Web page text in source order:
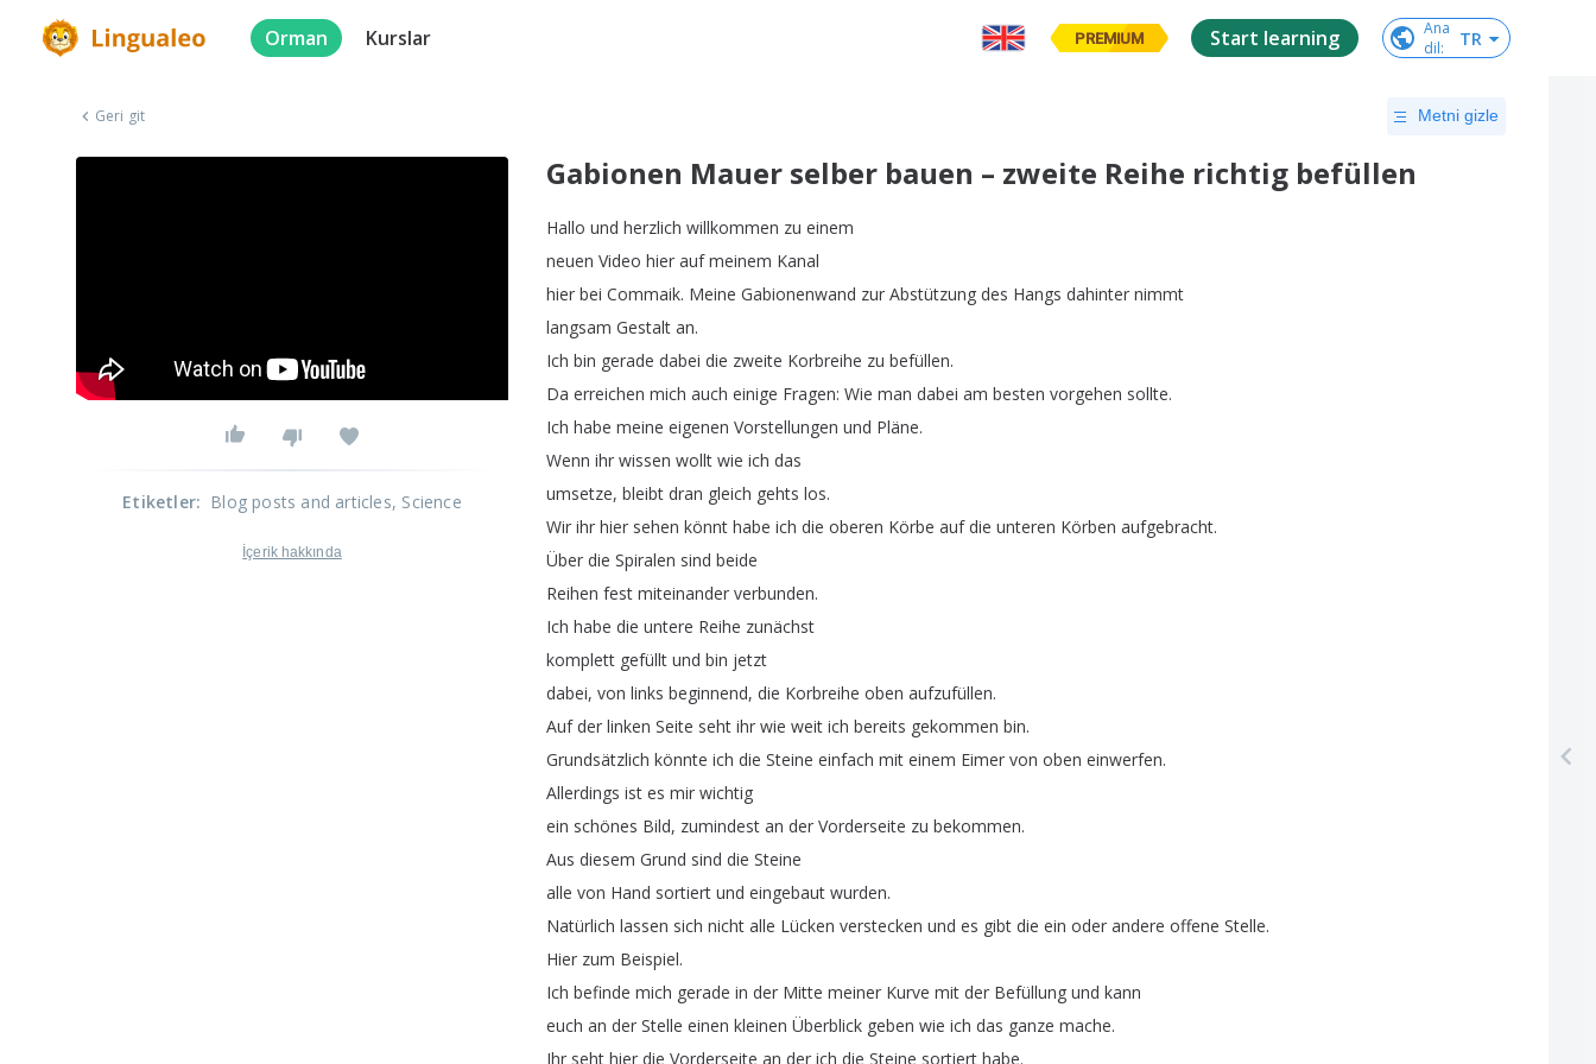
Orman Kurslar PREMIUM Start learning
Ana
dil: TR
Geri git Metni gizle
Gabionen Mauer selber bauen – zweite Reihe richtig befüllen
Hallo und herzlich willkommen zu einem
neuen Video hier auf meinem Kanal
hier bei Commaik. Meine Gabionenwand zur Abstützung des Hangs dahinter nimmt
langsam Gestalt an.
Ich bin gerade dabei die zweite Korbreihe zu befüllen.
Da erreichen mich auch einige Fragen: Wie man dabei am besten vorgehen sollte.
Ich habe meine eigenen Vorstellungen und Pläne.
Wenn ihr wissen wollt wie ich das
umsetze, bleibt dran gleich gehts los.
Wir ihr hier sehen könnt habe ich die oberen Körbe auf die unteren Körben aufgebracht.
Über die Spiralen sind beide
Reihen fest miteinander verbunden.
Ich habe die untere Reihe zunächst
komplett gefüllt und bin jetzt
dabei, von links beginnend, die Korbreihe oben aufzufüllen.
Auf der linken Seite seht ihr wie weit ich bereits gekommen bin.
Grundsätzlich könnte ich die Steine einfach mit einem Eimer von oben einwerfen.
Allerdings ist es mir wichtig
ein schönes Bild, zumindest an der Vorderseite zu bekommen.
Aus diesem Grund sind die Steine
alle von Hand sortiert und eingebaut wurden.
Natürlich lassen sich nicht alle Lücken verstecken und es gibt die ein oder andere offene Stelle.
Hier zum Beispiel.
Ich befinde mich gerade in der Mitte meiner Kurve mit der Befüllung und kann
euch an der Stelle einen kleinen Überblick geben wie ich das ganze mache.
Ihr seht hier die Vorderseite an der ich die Steine sortiert habe.
Etiketler: Blog posts and articles, Science
İçerik hakkında